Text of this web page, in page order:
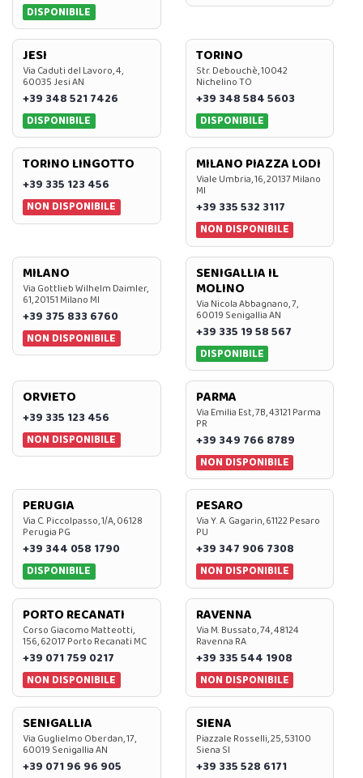
DISPONIBILE
JESI
Via Caduti del Lavoro, 4,
60035 Jesi AN
+39 348 521 7426
DISPONIBILE
TORINO
Str. Debouchè, 10042
Nichelino TO
+39 348 584 5603
DISPONIBILE
TORINO LINGOTTO
+39 335 123 456
NON DISPONIBILE
MILANO PIAZZA LODI
Viale Umbria, 16, 20137 Milano
MI
+39 335 532 3117
NON DISPONIBILE
MILANO
Via Gottlieb Wilhelm Daimler,
61, 20151 Milano MI
+39 375 833 6760
NON DISPONIBILE
SENIGALLIA IL
MOLINO
Via Nicola Abbagnano, 7,
60019 Senigallia AN
+39 335 19 58 567
DISPONIBILE
ORVIETO
+39 335 123 456
NON DISPONIBILE
PARMA
Via Emilia Est, 7B, 43121 Parma
PR
+39 349 766 8789
NON DISPONIBILE
PERUGIA
Via C. Piccolpasso, 1/A, 06128
Perugia PG
+39 344 058 1790
DISPONIBILE
PESARO
Via Y. A. Gagarin, 61122 Pesaro
PU
+39 347 906 7308
NON DISPONIBILE
PORTO RECANATI
Corso Giacomo Matteotti,
156, 62017 Porto Recanati MC
+39 071 759 0217
NON DISPONIBILE
RAVENNA
Via M. Bussato, 74, 48124
Ravenna RA
+39 335 544 1908
NON DISPONIBILE
SENIGALLIA
Via Guglielmo Oberdan, 17,
60019 Senigallia AN
+39 071 96 96 905
SIENA
Piazzale Rosselli, 25, 53100
Siena SI
+39 335 528 6171